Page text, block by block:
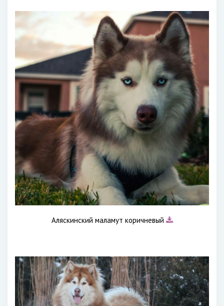
Аляскинский маламут коричневый